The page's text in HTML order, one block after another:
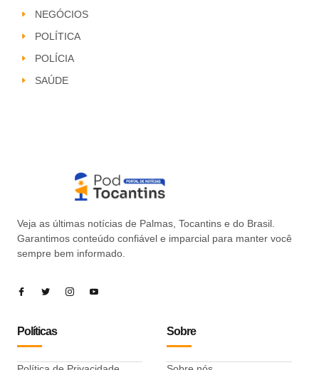
NEGÓCIOS
POLÍTICA
POLÍCIA
SAÚDE
Veja as últimas notícias de Palmas, Tocantins e do Brasil.
Garantimos conteúdo confiável e imparcial para manter você
sempre bem informado.
Políticas Sobre